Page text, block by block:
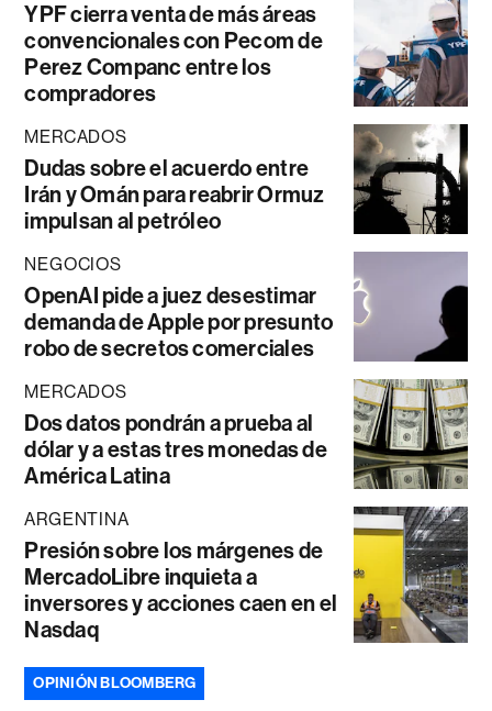
YPF cierra venta de más áreas
convencionales con Pecom de
Perez Companc entre los
compradores
MERCADOS
Dudas sobre el acuerdo entre
Irán y Omán para reabrir Ormuz
impulsan al petróleo
NEGOCIOS
OpenAI pide a juez desestimar
demanda de Apple por presunto
robo de secretos comerciales
MERCADOS
Dos datos pondrán a prueba al
dólar y a estas tres monedas de
América Latina
ARGENTINA
Presión sobre los márgenes de
MercadoLibre inquieta a
inversores y acciones caen en el
Nasdaq
OPINIÓN BLOOMBERG